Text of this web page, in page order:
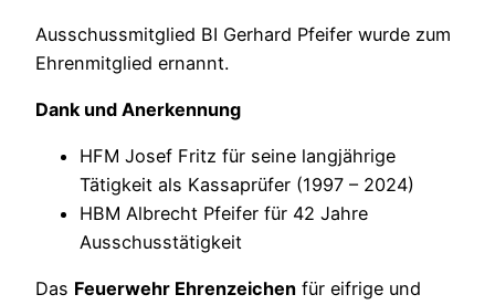
Ausschussmitglied BI Gerhard Pfeifer wurde zum
Ehrenmitglied ernannt.
Dank und Anerkennung
HFM Josef Fritz für seine langjährige
Tätigkeit als Kassaprüfer (1997 – 2024)
HBM Albrecht Pfeifer für 42 Jahre
Ausschusstätigkeit
Das Feuerwehr Ehrenzeichen für eifrige und